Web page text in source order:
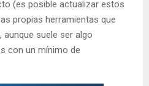
(es posible actualizar estos
propias herramientas que
suele ser algo
con un mínimo de